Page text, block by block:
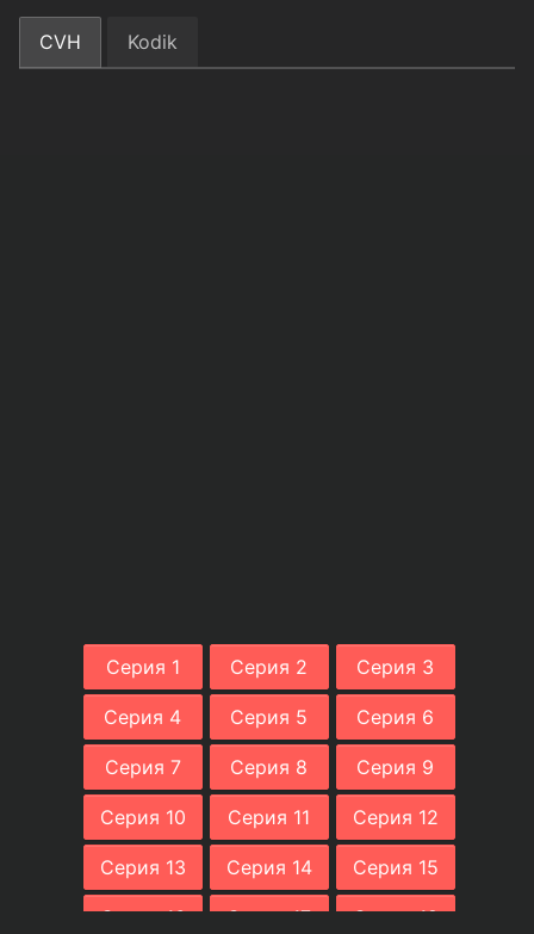
CVH Kodik
Серия 1 Серия 2 Серия 3
Серия 4 Серия 5 Серия 6
Серия 7 Серия 8 Серия 9
Серия 10 Серия 11 Серия 12
Серия 13 Серия 14 Серия 15
Серия 16 Серия 17 Серия 18